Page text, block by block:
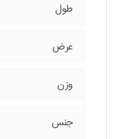
طول
عرض
وزن
جنس